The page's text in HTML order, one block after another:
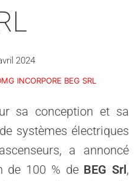
2024
INCORPORE BEG SRL
sa conception et sa
systèmes électriques
a annoncé
de 100 % de BEG Srl,